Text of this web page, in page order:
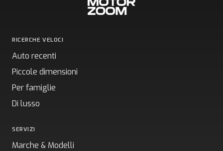
RICERCHE VELOCI
Auto recenti
Piccole dimensioni
Per famiglie
Di lusso
SERVIZI
Marche & Modelli